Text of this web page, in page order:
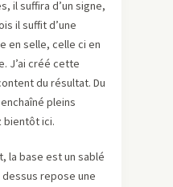
il suffira d’un signe,
il suffit d’une
en selle, celle ci en
J’ai créé cette
du résultat. Du
pleins
bientôt ici.
la base est un sablé
repose une